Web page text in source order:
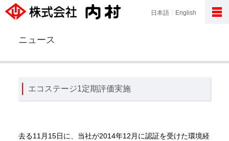
日本語 English
ニュース
エコステージ1定期評価実施
去る11月15日に、当社が2014年12月に認証を受けた環境経